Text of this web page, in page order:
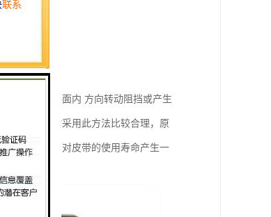
托辊在水平面内 方向转动阻挡或产生
双向运行时采用此方法比较合理，原
组的使用会对皮带的使用寿命产生一